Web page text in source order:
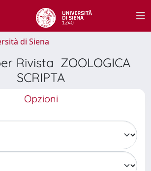
di Siena
Rivista ZOOLOGICA
SCRIPTA
Opzioni